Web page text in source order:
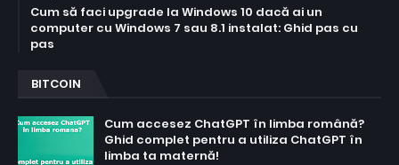
Cum să faci upgrade la Windows 10 dacă ai un
computer cu Windows 7 sau 8.1 instalat: Ghid pas cu
pas
BITCOIN
Cum accesez ChatGPT în limba română?
Ghid complet pentru a utiliza ChatGPT în
limba ta maternă!